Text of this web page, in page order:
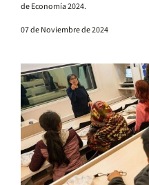
de Economía 2024.
07 de Noviembre de 2024